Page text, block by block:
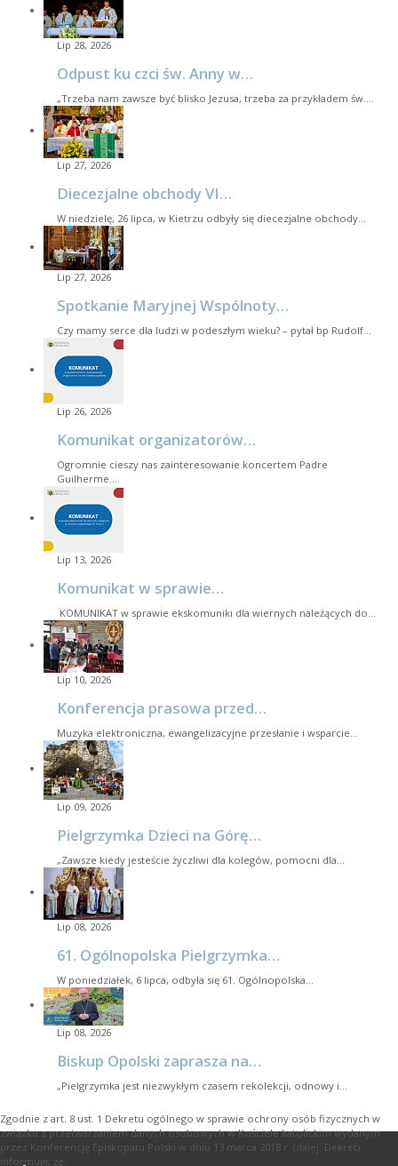
Lip 28, 2026
Odpust ku czci św. Anny w…
„Trzeba nam zawsze być blisko Jezusa, trzeba za przykładem św.…
Lip 27, 2026
Diecezjalne obchody VI…
W niedzielę, 26 lipca, w Kietrzu odbyły się diecezjalne obchody…
Lip 27, 2026
Spotkanie Maryjnej Wspólnoty…
Czy mamy serce dla ludzi w podeszłym wieku? – pytał bp Rudolf…
Lip 26, 2026
Komunikat organizatorów…
Ogromnie cieszy nas zainteresowanie koncertem Padre
Guilherme.…
Lip 13, 2026
Komunikat w sprawie…
KOMUNIKAT w sprawie ekskomuniki dla wiernych należących do…
Lip 10, 2026
Konferencja prasowa przed…
Muzyka elektroniczna, ewangelizacyjne przesłanie i wsparcie…
Lip 09, 2026
Pielgrzymka Dzieci na Górę…
„Zawsze kiedy jesteście życzliwi dla kolegów, pomocni dla…
Lip 08, 2026
61. Ogólnopolska Pielgrzymka…
W poniedziałek, 6 lipca, odbyła się 61. Ogólnopolska…
Lip 08, 2026
Biskup Opolski zaprasza na…
„Pielgrzymka jest niezwykłym czasem rekolekcji, odnowy i…
Zgodnie z art. 8 ust. 1 Dekretu ogólnego w sprawie ochrony osób fizycznych w
związku z przetwarzaniem danych osobowych w Kościele katolickim wydanym
przez Konferencję Episkopatu Polski w dniu 13 marca 2018 r. (dalej: Dekret)
informuję, że: